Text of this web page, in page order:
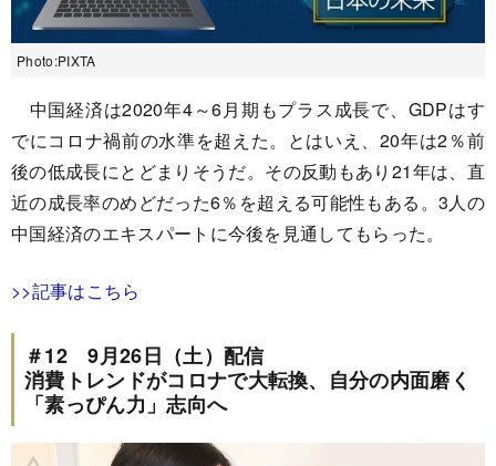
Photo:PIXTA
中国経済は2020年4～6月期もプラス成長で、GDPはす
でにコロナ禍前の水準を超えた。とはいえ、20年は2％前
後の低成長にとどまりそうだ。その反動もあり21年は、直
近の成長率のめどだった6％を超える可能性もある。3人の
中国経済のエキスパートに今後を見通してもらった。
>>記事はこちら
＃12 9月26日（土）配信
消費トレンドがコロナで大転換、自分の内面磨く
「素っぴん力」志向へ